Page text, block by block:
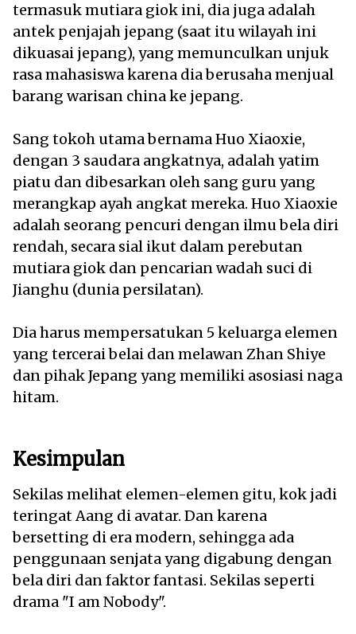
termasuk mutiara giok ini, dia juga adalah
antek penjajah jepang (saat itu wilayah ini
dikuasai jepang), yang memunculkan unjuk
rasa mahasiswa karena dia berusaha menjual
barang warisan china ke jepang.
Sang tokoh utama bernama Huo Xiaoxie,
dengan 3 saudara angkatnya, adalah yatim
piatu dan dibesarkan oleh sang guru yang
merangkap ayah angkat mereka. Huo Xiaoxie
adalah seorang pencuri dengan ilmu bela diri
rendah, secara sial ikut dalam perebutan
mutiara giok dan pencarian wadah suci di
Jianghu (dunia persilatan).
Dia harus mempersatukan 5 keluarga elemen
yang tercerai belai dan melawan Zhan Shiye
dan pihak Jepang yang memiliki asosiasi naga
hitam.
Kesimpulan
Sekilas melihat elemen-elemen gitu, kok jadi
teringat Aang di avatar. Dan karena
bersetting di era modern, sehingga ada
penggunaan senjata yang digabung dengan
bela diri dan faktor fantasi. Sekilas seperti
drama "I am Nobody".